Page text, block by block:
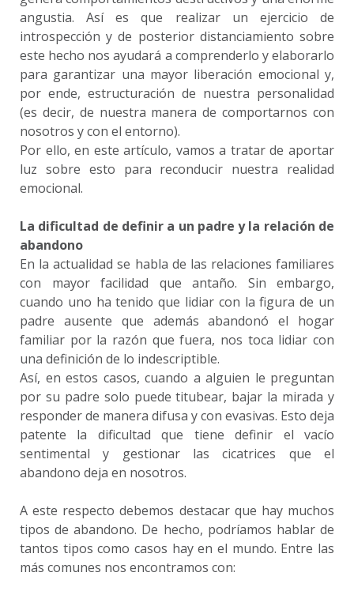
angustia. Así es que realizar un ejercicio de
introspección y de posterior distanciamiento sobre
este hecho nos ayudará a comprenderlo y elaborarlo
para garantizar una mayor liberación emocional y,
por ende, estructuración de nuestra personalidad
(es decir, de nuestra manera de comportarnos con
nosotros y con el entorno).
Por ello, en este artículo, vamos a tratar de aportar
luz sobre esto para reconducir nuestra realidad
emocional.
La dificultad de definir a un padre y la relación de
abandono
En la actualidad se habla de las relaciones familiares
con mayor facilidad que antaño. Sin embargo,
cuando uno ha tenido que lidiar con la figura de un
padre ausente que además abandonó el hogar
familiar por la razón que fuera, nos toca lidiar con
una definición de lo indescriptible.
Así, en estos casos, cuando a alguien le preguntan
por su padre solo puede titubear, bajar la mirada y
responder de manera difusa y con evasivas. Esto deja
patente la dificultad que tiene definir el vacío
sentimental y gestionar las cicatrices que el
abandono deja en nosotros.
A este respecto debemos destacar que hay muchos
tipos de abandono. De hecho, podríamos hablar de
tantos tipos como casos hay en el mundo. Entre las
más comunes nos encontramos con: